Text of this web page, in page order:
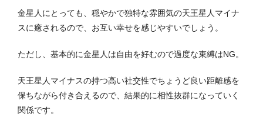
金星人にとっても、穏やかで独特な雰囲気の天王星人マイナ
スに癒されるので、お互い幸せを感じやすいでしょう。
ただし、基本的に金星人は自由を好むので過度な束縛はNG。
天王星人マイナスの持つ高い社交性でちょうど良い距離感を
保ちながら付き合えるので、結果的に相性抜群になっていく
関係です。